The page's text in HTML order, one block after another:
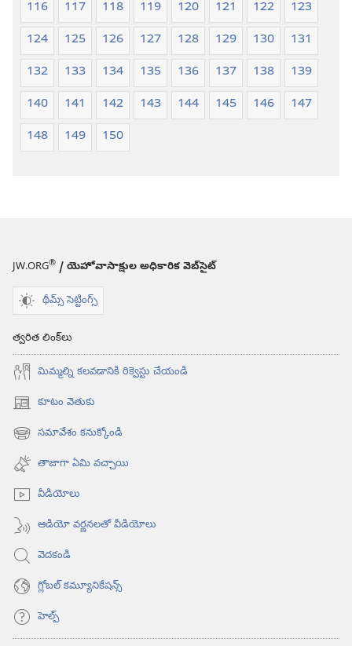
116
117 118 119 120 121 122
123
124
125 126 127 128 129 130
131
132
133 134 135 136 137 138
139
140
141 142 143 144 145 146
147
148
149 150
JW.ORG® / యెహోవాసాక్షుల అధికారిక వెబ్‌సైట్‌
థీమ్స్ సెట్టింగ్స్
త్వరిత లింక్‌లు
మిమ్మల్ని కలవడానికి రిక్వెస్టు చేయండి
కూటం వెతుకు
(కొత్త
విండో
ఓపెన్‌
అవుతుంది)
సమావేశం కనుక్కోండి
(కొత్త
విండో
ఓపెన్‌
అవుతుంది)
తాజాగా ఏమి వచ్చాయి
వీడియోలు
ఆడియో వర్ణనలతో వీడియోలు
వెదకండి
గ్లోబల్‌ కమ్యూనికేషన్స్‌
హెల్ప్‌